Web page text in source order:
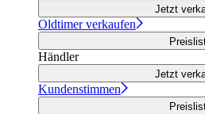
Jetzt
Oldtimer verkaufen
Händler
Jetzt
Kundenstimmen